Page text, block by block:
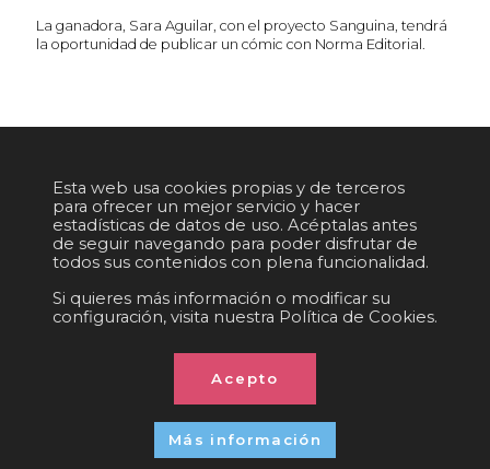
La ganadora, Sara Aguilar, con el proyecto Sanguina, tendrá
la oportunidad de publicar un cómic con Norma Editorial.
|
POLÍTICA DE REDES SOCIALES | CONTACTO
Organizado por:
C/. València, 279
08009 Barcelona (Spain)
info@ficomic.com
Esta web usa cookies propias y de terceros
para ofrecer un mejor servicio y hacer
estadísticas de datos de uso. Acéptalas antes
de seguir navegando para poder disfrutar de
todos sus contenidos con plena funcionalidad.
Si quieres más información o modificar su
configuración, visita nuestra Política de Cookies.
Acepto
Más información